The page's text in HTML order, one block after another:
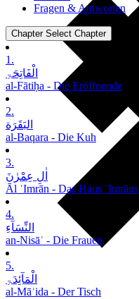
Fragen & Antworten
Chapter Select Chapter
1.
الْفَاتِحَۃِ
al-Fātiḥa - Die Eröffnende
2.
البَقَرَة
al-Baqara - Die Kuh
3.
اٰلِ عِمْرٰنَ
Āl ʿImrān - Das Haus ʿImrāns
4.
النِّسَآءِ
an-Nisāʾ - Die Frauen
5.
الْمَآئِدَۃِ
al-Māʾida - Der Tisch